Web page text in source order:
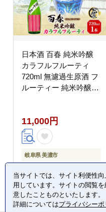
日本酒 百春 純米吟醸
カラフルフルーティ
720ml 無濾過生原酒 フ
ルーティー 純米吟醸酒
晩酌 宅飲み 家飲み ギ
フト 贈り物 プレゼント
岐阜 岐阜県 美濃市
11,000円
岐阜県 美濃市
当サイトでは、サイト利便性
用しています。サイトの閲覧
意したことものといたします。
詳細についてはプライバシーポ